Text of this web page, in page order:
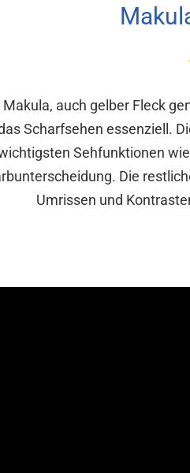
Makula, auch gelber Fleck
Scharfsehen essenziell.
Sehfunktionen
Die
Umrissen und